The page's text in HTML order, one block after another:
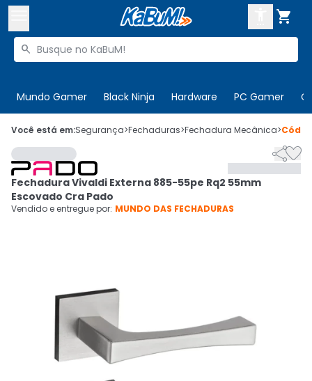

Buscar produtos

Mundo Gamer Black Ninja Hardware PC Gamer
 Olá. Acesse sua conta
 Departamentos
Cupons
CADASTRE-SE
Você está em:Segurança>Fechaduras>Fechadura Mecânica>

Fechadura Vivaldi Externa 885-55pe Rq2 55mm
Escovado Cra Pado
Vendido e entregue por: MUNDO DAS FECHADURAS